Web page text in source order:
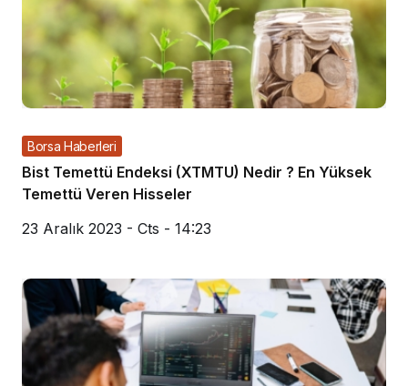
Borsa Haberleri
Bist Temettü Endeksi (XTMTU) Nedir ? En Yüksek
Temettü Veren Hisseler
23 Aralık 2023 - Cts - 14:23